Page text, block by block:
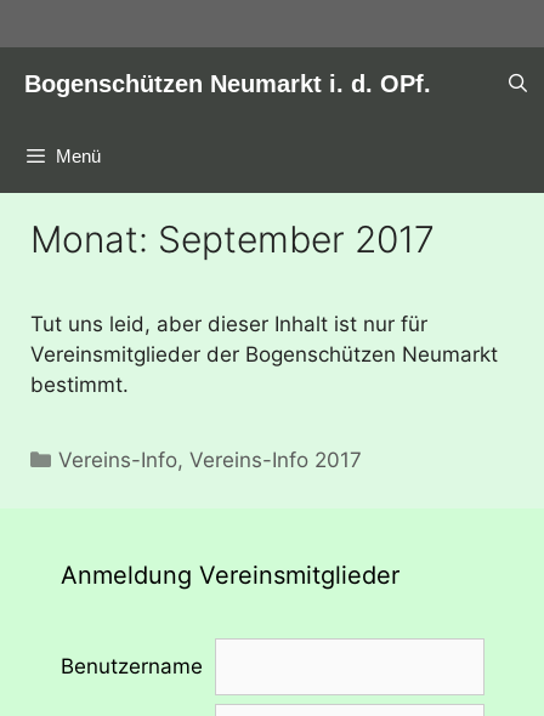
Inhalt
springen
Bogenschützen Neumarkt i. d. OPf.
Menü
Monat: September 2017
Tut uns leid, aber dieser Inhalt ist nur für
Vereinsmitglieder der Bogenschützen Neumarkt
bestimmt.
Kategorien
Vereins-Info,Vereins-Info 2017
Anmeldung Vereinsmitglieder
Benutzername